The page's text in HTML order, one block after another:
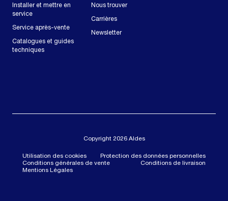
Installer et mettre en
service
Service après-vente
Catalogues et guides
techniques
Nous trouver
Carrières
Newsletter
Copyright 2026 Aldes
Utilisation des cookies
Protection des données personnelles
Conditions générales de vente
Conditions de livraison
Mentions Légales